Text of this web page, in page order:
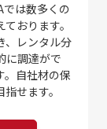
では数多くの
おります。
、レンタル分
に調達がで
。自社材の保
せます。